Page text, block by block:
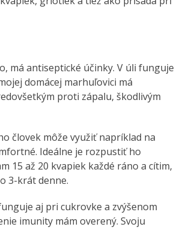
má antiseptické účinky. V úli funguje
domácej marhuľovici má
proti zápalu, škodlivým
človek môže využiť napríklad na
Ideálne je rozpustiť ho
15 až 20 kvapiek každé ráno a cítim,
3-krát denne.
aj pri cukrovke a zvýšenom
imunity mám overený. Svoju